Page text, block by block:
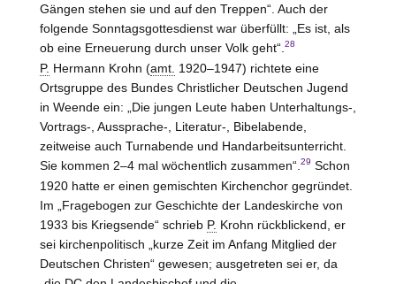
Gängen stehen sie und auf den Treppen“. Auch der
folgende Sonntagsgottesdienst war überfüllt: „Es ist, als
ob eine Erneuerung durch unser Volk geht“. 28
P. Hermann Krohn (amt. 1920–1947) richtete eine
Ortsgruppe des Bundes Christlicher Deutschen Jugend
in Weende ein: „Die jungen Leute haben Unterhaltungs-,
Vortrags-, Aussprache-, Literatur-, Bibelabende,
zeitweise auch Turnabende und Handarbeitsunterricht.
Sie kommen 2–4 mal wöchentlich zusammen“. 29 Schon
1920 hatte er einen gemischten Kirchenchor gegründet.
Im „Fragebogen zur Geschichte der Landeskirche von
1933 bis Kriegsende“ schrieb P. Krohn rückblickend, er
sei kirchenpolitisch „kurze Zeit im Anfang Mitglied der
Deutschen Christen“ gewesen; ausgetreten sei er, da